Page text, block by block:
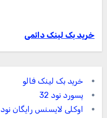
خرید بک لینک دائمی
خرید بک لینک فالو
پسورد نود 32
اوکلی لایسنس رایگان نود 32